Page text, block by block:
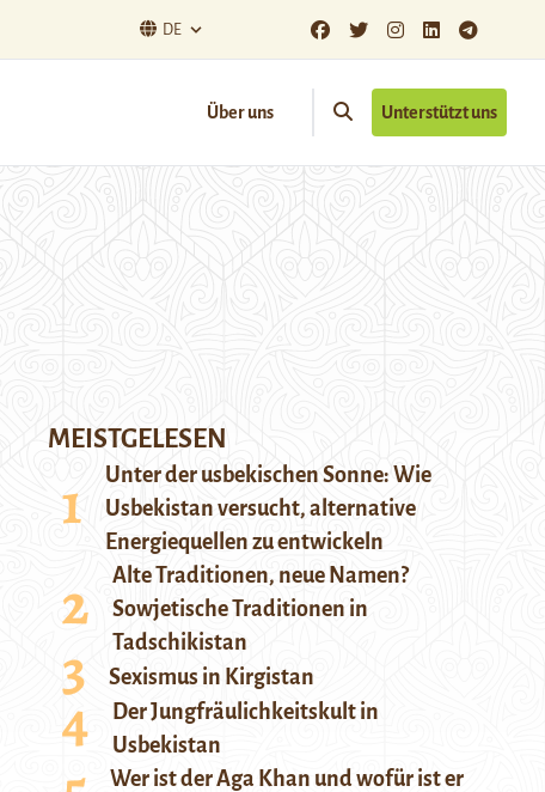
DE
Über uns Unterstützt uns
MEISTGELESEN
Unter der usbekischen Sonne: Wie
Usbekistan versucht, alternative
Energiequellen zu entwickeln
Alte Traditionen, neue Namen?
Sowjetische Traditionen in
Tadschikistan
Sexismus in Kirgistan
Der Jungfräulichkeitskult in
Usbekistan
Wer ist der Aga Khan und wofür ist er